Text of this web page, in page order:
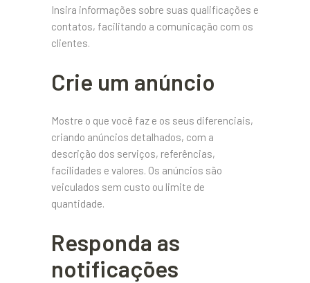
Insira informações sobre suas qualificações e
contatos, facilitando a comunicação com os
clientes.
Crie um anúncio
Mostre o que você faz e os seus diferenciais,
criando anúncios detalhados, com a
descrição dos serviços, referências,
facilidades e valores. Os anúncios são
veiculados sem custo ou limite de
quantidade.
Responda as
notificações